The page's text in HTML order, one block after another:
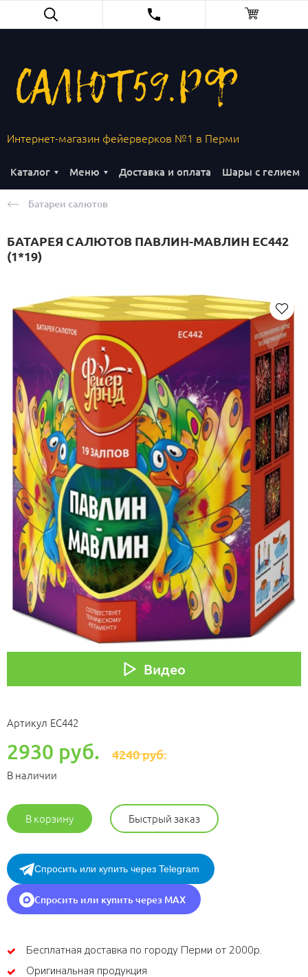
Интернет-магазин фейерверков №1 в Перми
Каталог Меню Доставка и оплата Шары с гелием
Батареи салютов
БАТАРЕЯ САЛЮТОВ ПАВЛИН-МАВЛИН ЕС442
(1*19)
Видео
Артикул ЕС442
2930 руб. 4240 руб.
В наличии
В корзину Быстрый заказ
Спросить или купить через Telegram
Спросить или купить через MAX
Бесплатная доставка по городу Перми от 2000р.
Оригинальная продукция